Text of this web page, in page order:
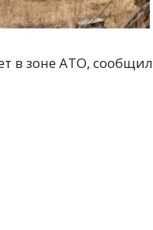
в зоне АТО, сообщил